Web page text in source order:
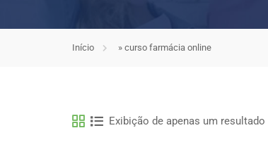
Início » curso farmácia online
Exibição de apenas um resultado